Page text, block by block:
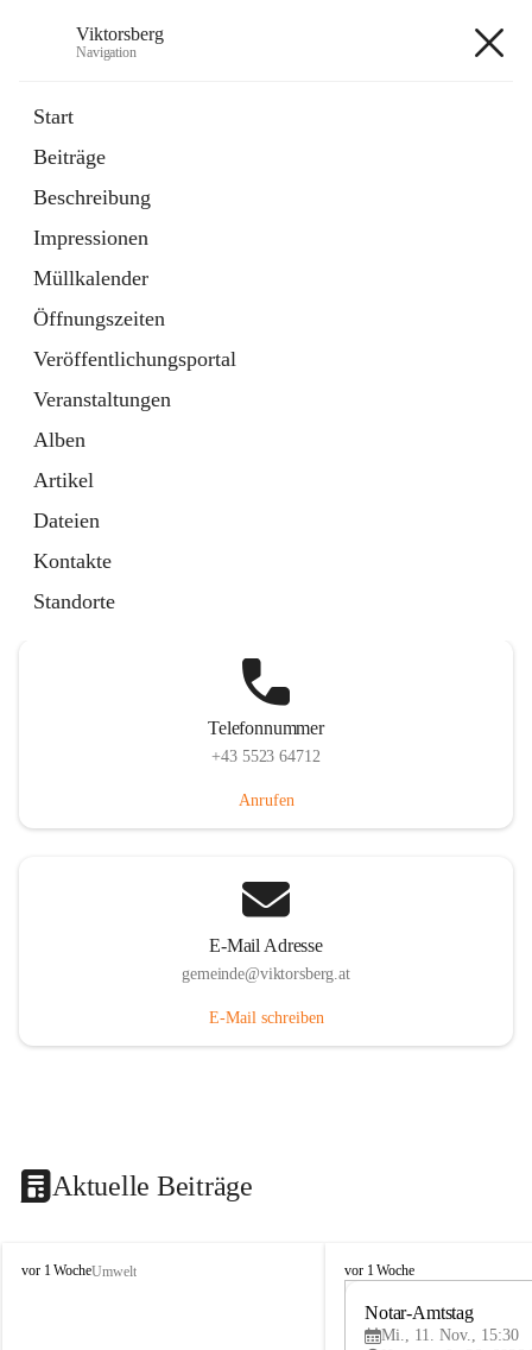
Viktorsberg
Navigation
Start
Beiträge
Beschreibung
Impressionen
Müllkalender
Öffnungszeiten
Veröffentlichungsportal
Veranstaltungen
Alben
Artikel
Dateien
Kontakte
Standorte
1 Schnellzugriff
Bürgerservice
10 Schnellzugriffe
Telefonnummer
+43 5523 64712
Anrufen
E-Mail Adresse
gemeinde@viktorsberg.at
E-Mail schreiben
Aktuelle Beiträge
V
vor 1 WocheUmwelt
V
vor 1 Woche
Notar-Amtstag
Mi., 11. Nov., 15:30